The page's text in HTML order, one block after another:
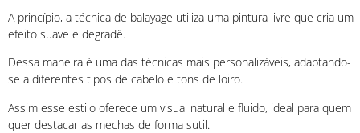
A princípio, a técnica de balayage utiliza uma pintura livre que cria um
efeito suave e degradê.
Dessa maneira é uma das técnicas mais personalizáveis, adaptando-
se a diferentes tipos de cabelo e tons de loiro.
Assim esse estilo oferece um visual natural e fluido, ideal para quem
quer destacar as mechas de forma sutil.